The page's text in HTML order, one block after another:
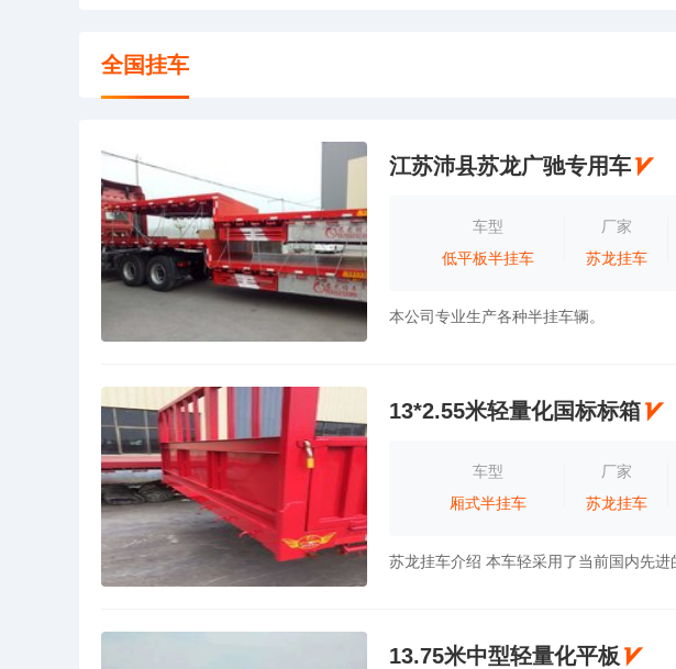
全国挂车
江苏沛县苏龙广驰专用车
车型
低平板半挂车
厂家
苏龙挂车
本公司专业生产各种半挂车辆。
13*2.55米轻量化国标标箱
车型
厢式半挂车
厂家
苏龙挂车
13.75米中型轻量化平板